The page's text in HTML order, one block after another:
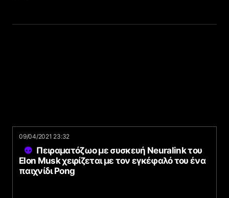
09/04/2021 23:32
Πειραματόζωο με συσκευή Neuralink του
Elon Musk χειρίζεται με τον εγκέφαλό του ένα
παιχνίδι Pong